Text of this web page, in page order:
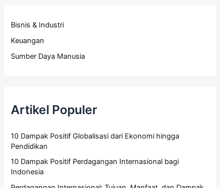
Bisnis & Industri
Keuangan
Sumber Daya Manusia
Artikel Populer
10 Dampak Positif Globalisasi dari Ekonomi hingga
Pendidikan
10 Dampak Positif Perdagangan Internasional bagi
Indonesia